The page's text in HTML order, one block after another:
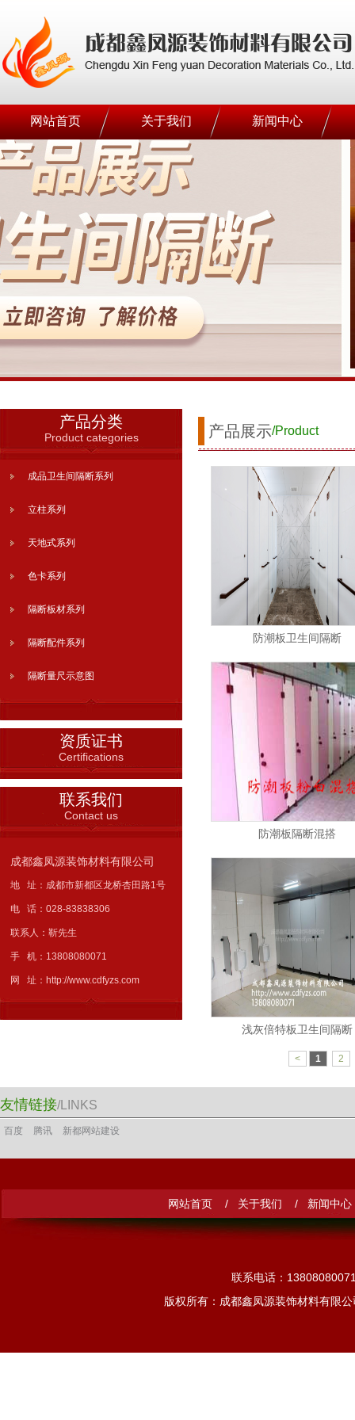
网站首页 关于我们 新闻中心
产品分类
Product categories
成品卫生间隔断系列
立柱系列
天地式系列
色卡系列
隔断板材系列
隔断配件系列
隔断量尺示意图
资质证书
Certifications
联系我们
Contact us
成都鑫凤源装饰材料有限公司
地 址：成都市新都区龙桥杏田路1号
电 话：028-83838306
联系人：靳先生
手 机：13808080071
网 址：http://www.cdfyzs.com
产品展示/Product
防潮板卫生间隔断
防潮板隔断混搭
浅灰倍特板卫生间隔断
< 1 2
友情链接/LINKS
百度 腾讯 新都网站建设
网站首页 / 关于我们 / 新闻中
联系电话：
版权所有：成都鑫凤源装饰材料有限